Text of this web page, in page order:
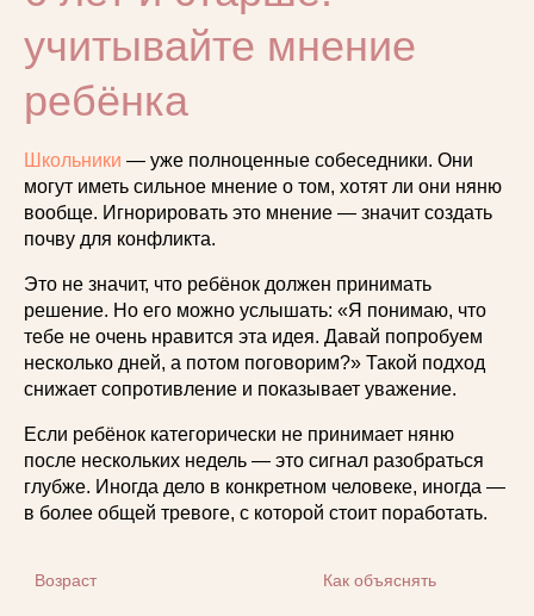
учитывайте мнение
ребёнка
Школьники — уже полноценные собеседники. Они
могут иметь сильное мнение о том, хотят ли они няню
вообще. Игнорировать это мнение — значит создать
почву для конфликта.
Это не значит, что ребёнок должен принимать
решение. Но его можно услышать: «Я понимаю, что
тебе не очень нравится эта идея. Давай попробуем
несколько дней, а потом поговорим?» Такой подход
снижает сопротивление и показывает уважение.
Если ребёнок категорически не принимает няню
после нескольких недель — это сигнал разобраться
глубже. Иногда дело в конкретном человеке, иногда —
в более общей тревоге, с которой стоит поработать.
Возраст Как объяснять